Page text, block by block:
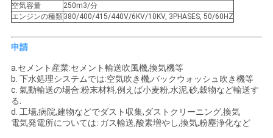
引
用
を
要
求
空気容量
250m3/分
エンジンの種類380/400/415/440V/6KV/10KV, 3PHASES, 50/60HZ
申請
a.セメント産業:セメント輸送吹風機,換気機等
b. 下水処理システムでは:空気吹き機,バックウォッシュ吹き機等
c. 氣動輸送の場合:粉末材料,例えば小麦粉,水泥,砂,穀物など輸送す
る.
d. 工場,病院,建物などでダスト収集,ダストクリーニング,換気
電気発電所については: ガス輸送,酸素増やし,換気,粉塵浄化など